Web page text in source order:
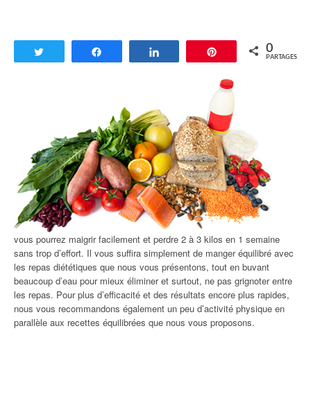
Enregistrer
0
PARTAGES
vous pourrez maigrir facilement et perdre 2 à 3 kilos en 1 semaine
sans trop d’effort. Il vous suffira simplement de manger équilibré avec
les repas diététiques que nous vous présentons, tout en buvant
beaucoup d’eau pour mieux éliminer et surtout, ne pas grignoter entre
les repas. Pour plus d’efficacité et des résultats encore plus rapides,
nous vous recommandons également un peu d’activité physique en
parallèle aux recettes équilibrées que nous vous proposons.